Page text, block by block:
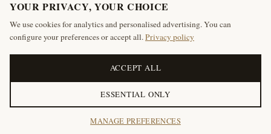
Producten
Mijn account
The Antique Fireplace Bank
YOUR PRIVACY, YOUR CHOICE
We use cookies for analytics and personalised advertising. You can
configure your preferences or accept all.Privacy policy
ACCEPT ALL
ESSENTIAL ONLY
MANAGE PREFERENCES